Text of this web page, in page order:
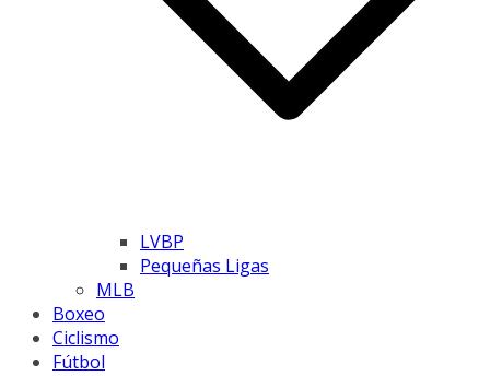
LVBP
Pequeñas Ligas
MLB
Boxeo
Ciclismo
Fútbol